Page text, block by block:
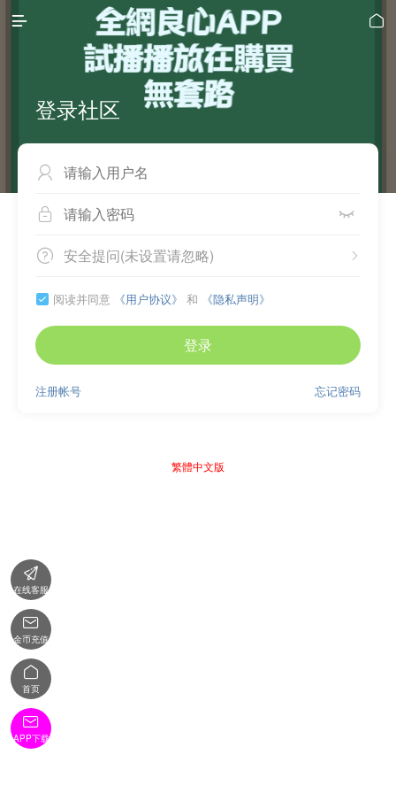
 
登录社区

 
 
安全提问(未设置请忽略)
 阅读并同意 《用户协议》 和 《隐私声明》
登录
忘记密码
注册帐号
繁體中文版

在线客服

金币充值

首页

APP下载